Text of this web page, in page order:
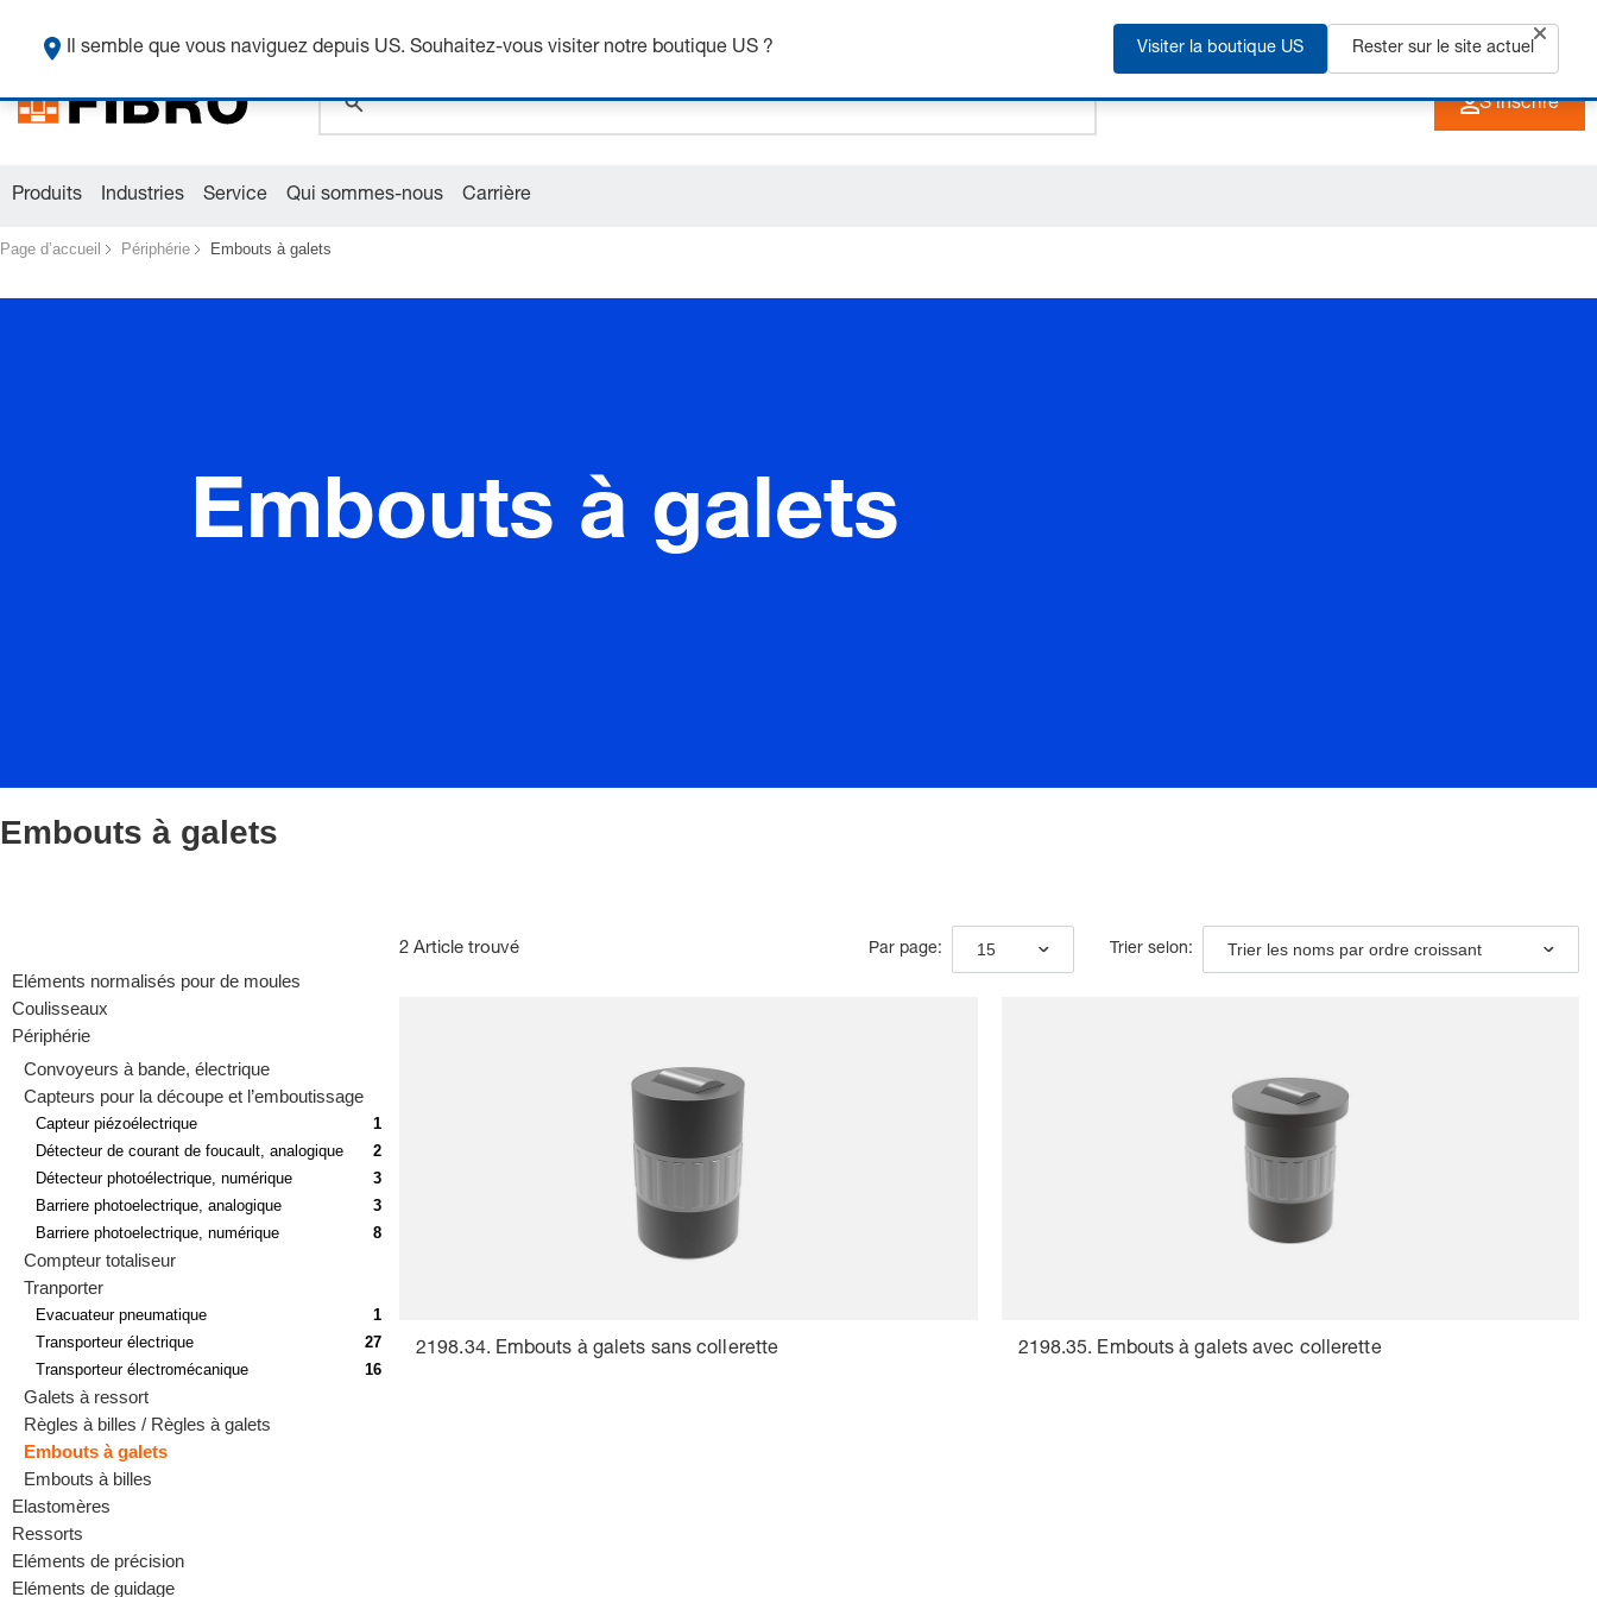
+33 3 90 20 40 40 FR
global.search.placeholder.name
S'inscrire
Produits Industries Service Qui sommes-nous Carrière
Page d’accueil Périphérie Embouts à galets
Embouts à galets
Embouts à galets
Eléments normalisés pour de moules
Coulisseaux
Périphérie
Convoyeurs à bande, électrique
Capteurs pour la découpe et l’emboutissage
Capteur piézoélectrique
1
Détecteur de courant de foucault, analogique
2
Détecteur photoélectrique, numérique
3
Barriere photoelectrique, analogique
3
Barriere photoelectrique, numérique
8
Compteur totaliseur
Tranporter
Evacuateur pneumatique
1
Transporteur électrique
27
Transporteur électromécanique
16
Galets à ressort
Règles à billes / Règles à galets
Embouts à galets
Embouts à billes
Elastomères
Ressorts
Eléments de précision
Eléments de guidage
2 Article trouvé Par page: 15 Trier selon: Trier les noms par ordre croissant
2198.34. Embouts à galets sans collerette 2198.35. Embouts à galets avec collerette
Il semble que vous naviguez depuis US. Souhaitez-vous visiter notre boutique US ? Visiter la boutique US Rester sur le site actuel